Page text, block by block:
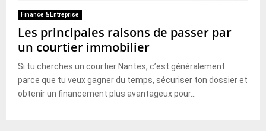
Finance & Entreprise
Les principales raisons de passer par
un courtier immobilier
Si tu cherches un courtier Nantes, c’est généralement
parce que tu veux gagner du temps, sécuriser ton dossier et
obtenir un financement plus avantageux pour...